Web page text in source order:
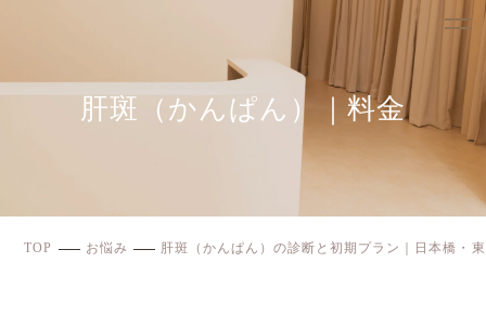
肝斑（かんぱん）｜料金
TOP お悩み 肝斑（かんぱん）の診断と初期プラン｜日本橋・